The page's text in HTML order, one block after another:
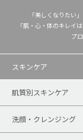
「美しくなりたい
「肌・心・体のキレイ
プ
スキンケア
肌質別スキンケア
洗顔・クレンジング